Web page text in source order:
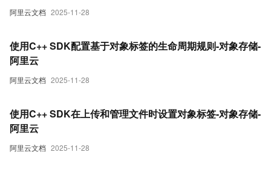
阿里云文档 2025-11-28
阿里云文档 2025-11-28
使用C++ SDK配置基于对象标签的生命周期规则-对象存储-
阿里云
阿里云文档 2025-11-28
使用C++ SDK在上传和管理文件时设置对象标签-对象存储-
阿里云